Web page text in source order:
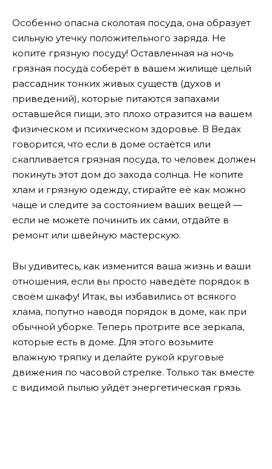
Особенно опасна сколотая посуда, она образует
сильную утечку положительного заряда. Не
копите грязную посуду! Оставленная на ночь
грязная посуда соберёт в вашем жилище целый
рассадник тонких живых существ (духов и
приведений), которые питаются запахами
оставшейся пищи, это плохо отразится на вашем
физическом и психическом здоровье. В Ведах
говорится, что если в доме остаётся или
скапливается грязная посуда, то человек должен
покинуть этот дом до захода солнца. Не копите
хлам и грязную одежду, стирайте её как можно
чаще и следите за состоянием ваших вещей —
если не можете починить их сами, отдайте в
ремонт или швейную мастерскую.
Вы удивитесь, как изменится ваша жизнь и ваши
отношения, если вы просто наведёте порядок в
своём шкафу! Итак, вы избавились от всякого
хлама, попутно наводя порядок в доме, как при
обычной уборке. Теперь протрите все зеркала,
которые есть в доме. Для этого возьмите
влажную тряпку и делайте рукой круговые
движения по часовой стрелке. Только так вместе
с видимой пылью уйдёт энергетическая грязь.